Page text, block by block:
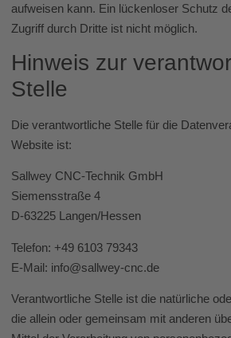
aufweisen kann. Ein lückenloser Schutz
Zugriff durch Dritte ist nicht möglich.
Hinweis zur
Stelle
Die verantwortliche Stelle für die
Website ist:
Sallwey CNC-Technik GmbH
Siemensstraße 4
D-63225 Langen/Hessen
Telefon: +49 6103 79343
E-Mail: info@sallwey-cnc.de
Verantwortliche Stelle ist die natürliche
die allein oder gemeinsam mit anderen